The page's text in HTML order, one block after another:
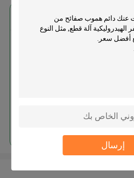
إرسال
افضل سعر ل
هموب صفائح من البلاستيك
استمر